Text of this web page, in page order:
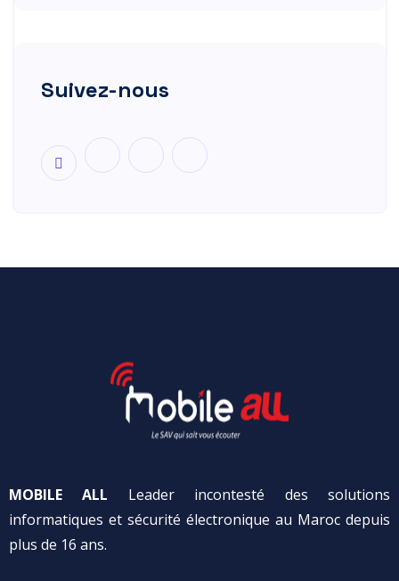
Suivez-nous
MOBILE ALL Leader incontesté des solutions
informatiques et sécurité électronique au Maroc depuis
plus de 16 ans.